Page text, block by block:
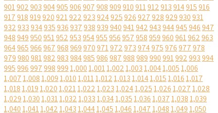
901902903904905906907908909910911912913914915916
917918919920921922923924925926927928929930931
932933934935936937938939940941942943944945946947
948949950951952953954955956957958959960961962963
964965966967968969970971972973974975976977978
979980981982983984985986987988989990991992993994
9959969979989991,0001,0011,0021,0031,0041,0051,006
1,0071,0081,0091,0101,0111,0121,0131,0141,0151,0161,017
1,0181,0191,0201,0211,0221,0231,0241,0251,0261,0271,028
1,0291,0301,0311,0321,0331,0341,0351,0361,0371,0381,039
1,0401,0411,0421,0431,0441,0451,0461,0471,0481,0491,050